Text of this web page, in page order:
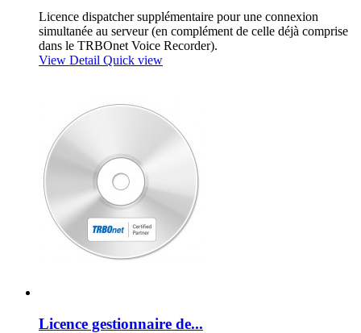
Licence dispatcher supplémentaire pour une connexion
simultanée au serveur (en complément de celle déjà comprise
dans le TRBOnet Voice Recorder).
View Detail Quick view
Licence gestionnaire de...